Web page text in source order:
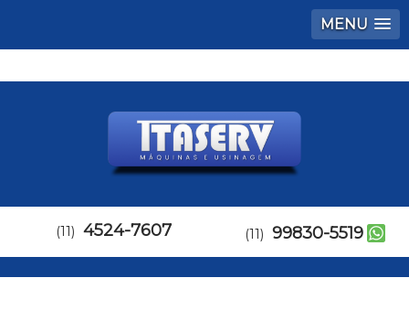
MENU
(11) 4524-7607 (11) 99830-5519